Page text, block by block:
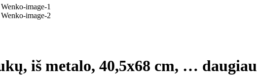
iš metalo, 40,5x68 cm, … daugiau